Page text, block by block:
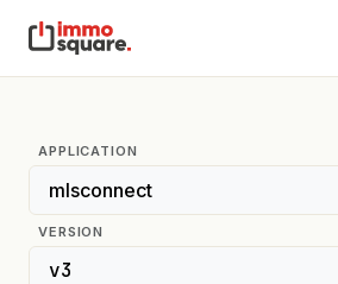
APPLICATION
mlsconnect
VERSION
v3